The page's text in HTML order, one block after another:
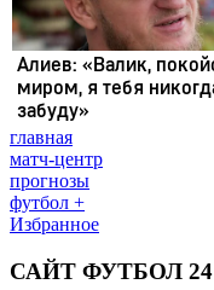
главная
матч-центр
прогнозы
футбол +
Избранное
САЙТ ФУТБОЛ 24